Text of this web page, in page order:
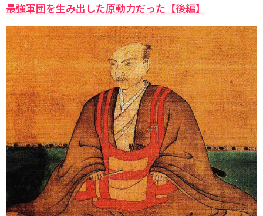
最強軍団を生み出した原動力だった【後編】